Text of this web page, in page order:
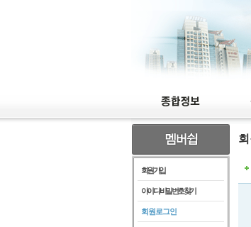
회원가입
아이디/비밀번호찾기
회원로그인